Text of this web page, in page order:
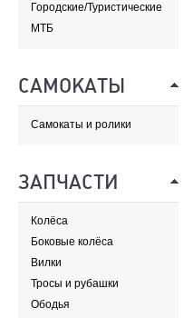
Городские/Туристические
МТБ
САМОКАТЫ
Самокаты и ролики
ЗАПЧАСТИ
Колёса
Боковые колёса
Вилки
Тросы и рубашки
Ободья